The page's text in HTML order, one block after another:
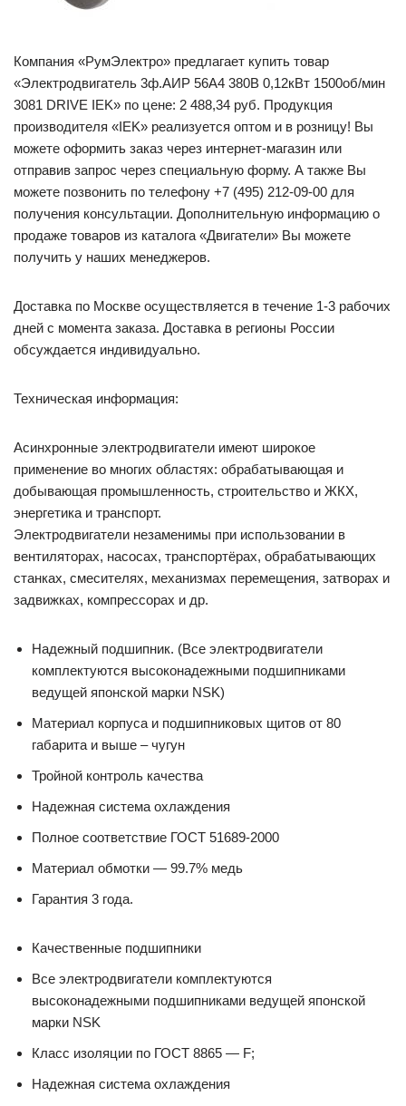
Компания «РумЭлектро» предлагает купить товар
«Электродвигатель 3ф.АИР 56A4 380В 0,12кВт 1500об/мин
3081 DRIVE IEK» по цене: 2 488,34 руб. Продукция
производителя «IEK» реализуется оптом и в розницу! Вы
можете оформить заказ через интернет-магазин или
отправив запрос через специальную форму. А также Вы
можете позвонить по телефону +7 (495) 212-09-00 для
получения консультации. Дополнительную информацию о
продаже товаров из каталога «Двигатели» Вы можете
получить у наших менеджеров.
Доставка по Москве осуществляется в течение 1-3 рабочих
дней с момента заказа. Доставка в регионы России
обсуждается индивидуально.
Техническая информация:
Асинхронные электродвигатели имеют широкое
применение во многих областях: обрабатывающая и
добывающая промышленность, строительство и ЖКХ,
энергетика и транспорт.
Электродвигатели незаменимы при использовании в
вентиляторах, насосах, транспортёрах, обрабатывающих
станках, смесителях, механизмах перемещения, затворах и
задвижках, компрессорах и др.
Надежный подшипник. (Все электродвигатели
комплектуются высоконадежными подшипниками
ведущей японской марки NSK)
Материал корпуса и подшипниковых щитов от 80
габарита и выше – чугун
Тройной контроль качества
Надежная система охлаждения
Полное соответствие ГОСТ 51689-2000
Материал обмотки — 99.7% медь
Гарантия 3 года.
Качественные подшипники
Все электродвигатели комплектуются
высоконадежными подшипниками ведущей японской
марки NSK
Класс изоляции по ГОСТ 8865 — F;
Надежная система охлаждения